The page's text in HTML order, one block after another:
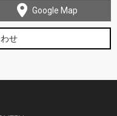
Google Map
せ